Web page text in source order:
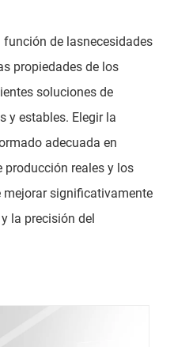
de lasnecesidades
propiedades de los
soluciones de
y estables. Elegir la
adecuada en
reales y los
mejorar significativamente
la precisión del